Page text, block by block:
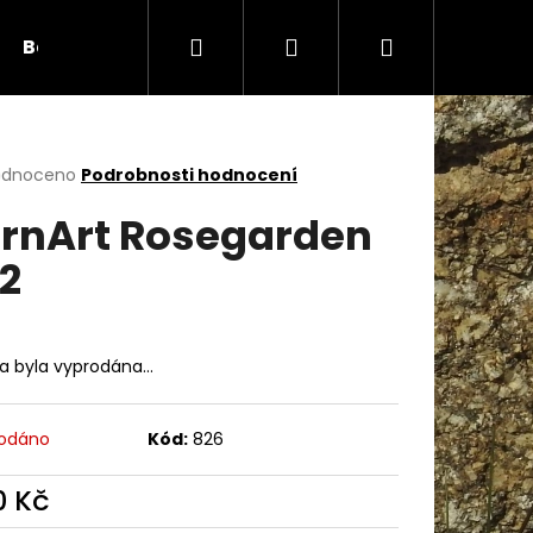
Bambule Háčky Duté vlákno
Hledat PřihlášeníNákupní
košík
Podrobnosti hodnocení
Rosegarden
byla vyprodána…
Kód: 826
Kč